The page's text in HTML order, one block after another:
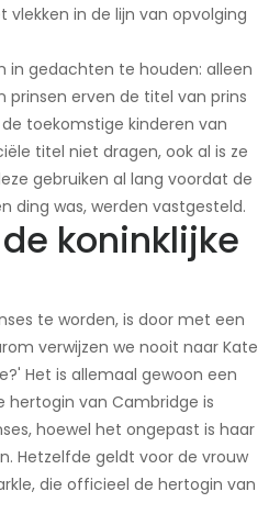
in de lijn van opvolging
in gedachten te houden: alleen
prinsen erven de titel van prins
toekomstige kinderen van
titel niet dragen, ook al is ze
gebruiken al lang voordat de
ding was, werden vastgesteld.
koninklijke
te worden, is door met een
verwijzen we nooit naar Kate
Het is allemaal gewoon een
hertogin van Cambridge is
hoewel het ongepast is haar
Hetzelfde geldt voor de vrouw
die officieel de hertogin van